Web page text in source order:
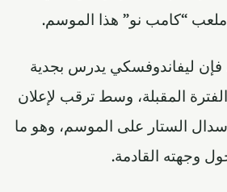
ملعب “كامب نو” هذا الموسم.
فإن ليفاندوفسكي يدرس بجدية
المقبلة، وسط ترقب لإعلان
الستار على الموسم، وهو ما
وجهته القادمة.